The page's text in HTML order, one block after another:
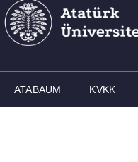
ATABAUM KVKK